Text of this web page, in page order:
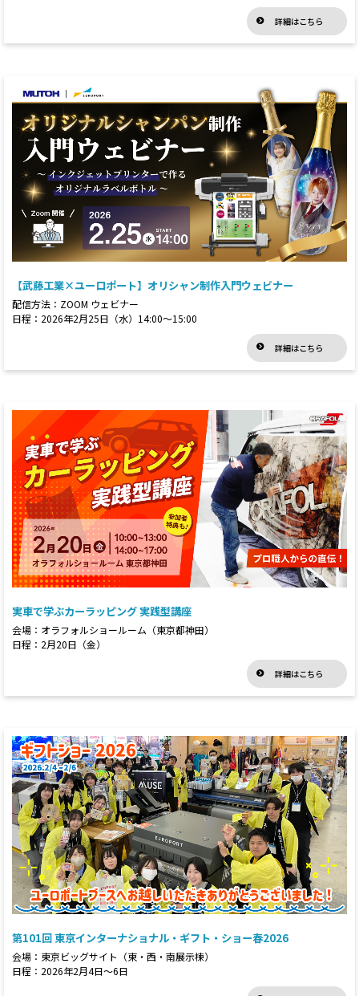
詳細はこちら
【武藤工業×ユーロポート】オリシャン制作入門ウェビナー
配信方法：ZOOM ウェビナー
日程：2026年2月25日（水）14:00～15:00
詳細はこちら
実車で学ぶカーラッピング 実践型講座
会場：オラフォルショールーム（東京都神田）
日程：2月20日（金）
詳細はこちら
第101回 東京インターナショナル・ギフト・ショー春2026
会場：東京ビッグサイト（東・西・南展示棟）
日程：2026年2月4日～6日